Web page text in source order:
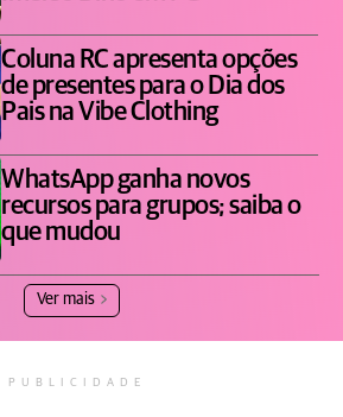
Coluna RC apresenta opções
de presentes para o Dia dos
Pais na Vibe Clothing
WhatsApp ganha novos
recursos para grupos; saiba o
que mudou
Ver mais
PUBLICIDADE